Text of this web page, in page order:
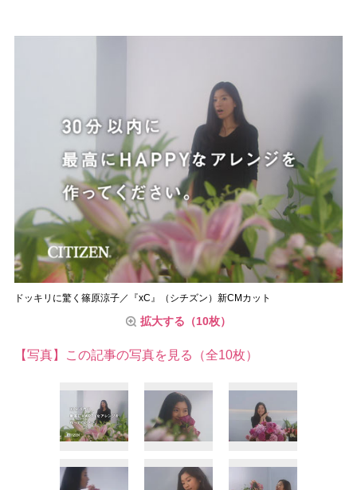
ドッキリに驚く篠原涼子／『xC』（シチズン）新CMカット
拡大する（10枚）
【写真】この記事の写真を見る（全10枚）